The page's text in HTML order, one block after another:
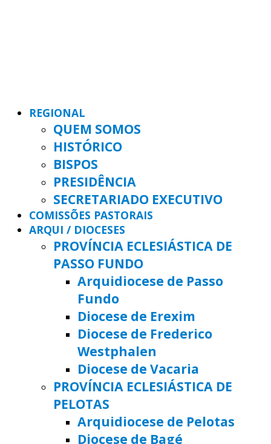
REGIONAL
QUEM SOMOS
HISTÓRICO
BISPOS
PRESIDÊNCIA
SECRETARIADO EXECUTIVO
COMISSÕES PASTORAIS
ARQUI / DIOCESES
PROVÍNCIA ECLESIÁSTICA DE
PASSO FUNDO
Arquidiocese de Passo
Fundo
Diocese de Erexim
Diocese de Frederico
Westphalen
Diocese de Vacaria
PROVÍNCIA ECLESIÁSTICA DE
PELOTAS
Arquidiocese de Pelotas
Diocese de Bagé